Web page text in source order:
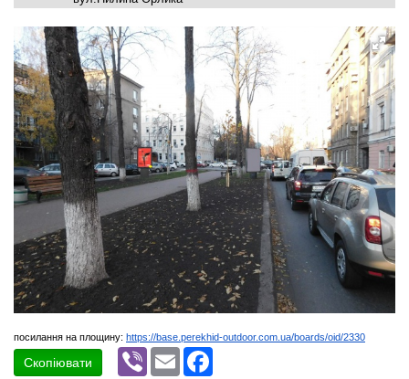
посилання на площину: https://base.perekhid-outdoor.com.ua/boards/oid/2330
Скопіювати
Viber Email